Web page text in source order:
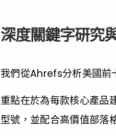
深度關鍵字研究
我們從Ahrefs分析美國前
重點在於為每款核心產
型號，並配合高價值部落